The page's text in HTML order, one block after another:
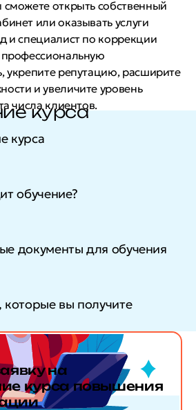
открыть собственный
или оказывать услуги
и специалист по коррекции
укрепите репутацию, расширите
и увеличите уровень
числа клиентов.
курса
курса
обучение?
документы для обучения
вы получите
на
курса повышения